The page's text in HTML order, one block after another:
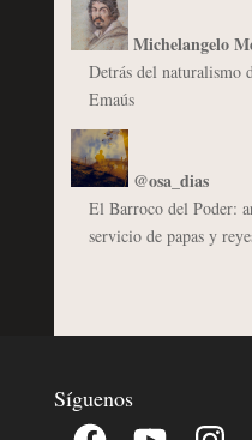
Michelangelo
Detrás del naturalismo
Emaús
@osa_dias
El Barroco del Poder:
servicio de papas y
Síguenos
Facebook YouTube